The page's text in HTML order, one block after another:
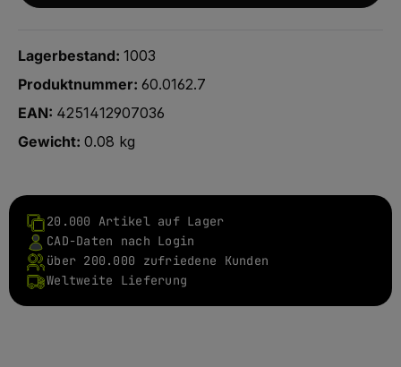
Lagerbestand: 1003
Produktnummer: 60.0162.7
EAN: 4251412907036
Gewicht: 0.08 kg
20.000 Artikel auf Lager
CAD-Daten nach Login
über 200.000 zufriedene Kunden
Weltweite Lieferung